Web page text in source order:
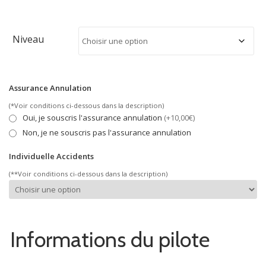
Niveau
Assurance Annulation
(*Voir conditions ci-dessous dans la description)
Oui, je souscris l'assurance annulation (+10,00€)
Non, je ne souscris pas l'assurance annulation
Individuelle Accidents
(**Voir conditions ci-dessous dans la description)
Informations du pilote